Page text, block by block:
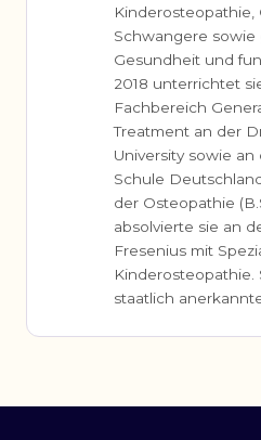
Kinderosteopathie,
Schwangere sowie
Gesundheit und
2018 unterrichtet
Fachbereich
Treatment an der
University sowie
Schule
der Osteopathie
absolvierte sie an
Fresenius mit
Kinderosteopathie.
staatlich